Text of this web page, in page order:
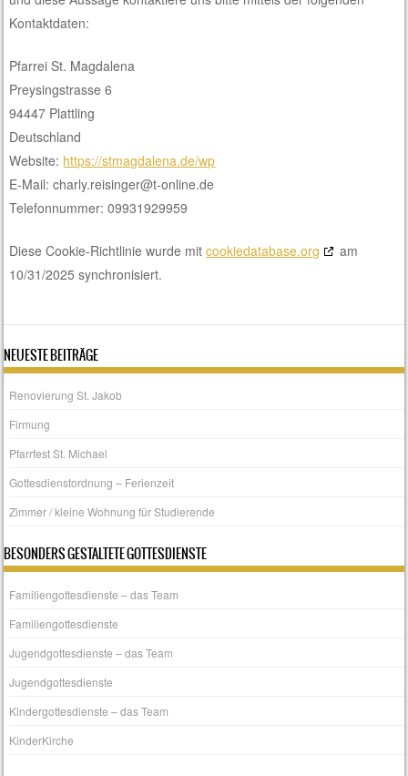
Kontaktdaten:
Pfarrei St. Magdalena
Preysingstrasse 6
94447 Plattling
Deutschland
Website: https://stmagdalena.de/wp
E-Mail:charly.reisinger@t-online.de
Telefonnummer: 09931929959
Diese Cookie-Richtlinie wurde mitcookiedatabase.org
am
10/31/2025 synchronisiert.
NEUESTE BEITRÄGE
Renovierung St. Jakob
Firmung
Pfarrfest St. Michael
Gottesdienstordnung – Ferienzeit
Zimmer / kleine Wohnung für Studierende
BESONDERS GESTALTETE GOTTESDIENSTE
Familiengottesdienste – das Team
Familiengottesdienste
Jugendgottesdienste – das Team
Jugendgottesdienste
Kindergottesdienste – das Team
KinderKirche